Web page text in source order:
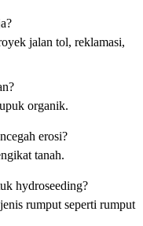
jalan tol, reklamasi,
organik.
erosi?
tanah.
hydroseeding?
rumput seperti rumput